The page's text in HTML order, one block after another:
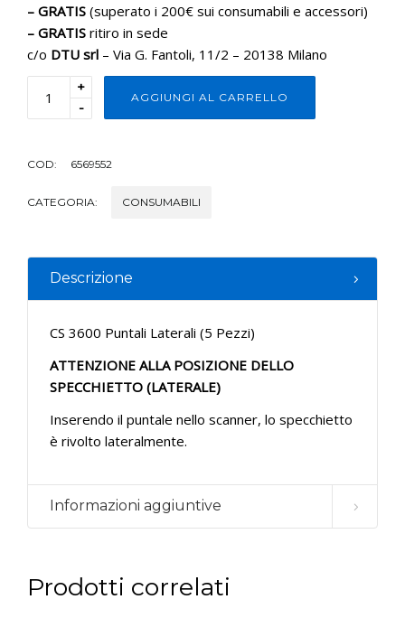
– GRATIS (superato i 200€ sui consumabili e accessori)
– GRATIS ritiro in sede
c/o DTU srl – Via G. Fantoli, 11/2 – 20138 Milano
+
-
AGGIUNGI AL CARRELLO
COD: 6569552
CATEGORIA: CONSUMABILI
Descrizione
CS 3600 Puntali Laterali (5 Pezzi)
ATTENZIONE ALLA POSIZIONE DELLO
SPECCHIETTO (LATERALE)
Inserendo il puntale nello scanner, lo specchietto
è rivolto lateralmente.
Informazioni aggiuntive
Prodotti correlati